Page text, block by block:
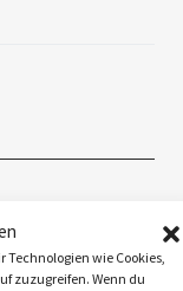
wie Cookies,
zuzugreifen. Wenn du